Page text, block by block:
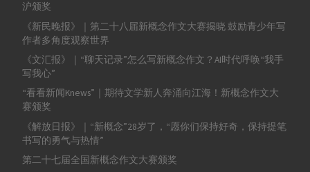
沪颁奖
《新民晚报》｜第二十八届新概念作文大赛揭晓 鼓励青少年写
作者多角度观察世界
《文汇报》｜“聊天记录”怎么写新概念作文？AI时代呼唤“我手
写我心”
“看看新闻Knews”｜期待文学新人奔涌向江海！新概念作文大
赛颁奖
《解放日报》｜“新概念”28岁了，“愿你们保持好奇，保持提笔
书写的勇气与热情”
第二十七届全国新概念作文大赛颁奖